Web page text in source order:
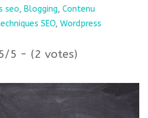
seo, Blogging, Contenu
SEO, Wordpress
5 - (2 votes)